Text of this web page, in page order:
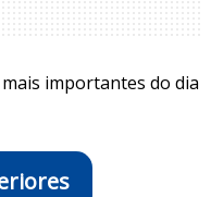
importantes do dia